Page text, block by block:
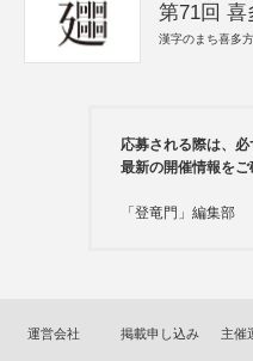
第71回
漢字のまち喜多方
応募される際は、
最新の開催情報をご
「登竜門」編集部
運営会社 掲載申し込み 主催